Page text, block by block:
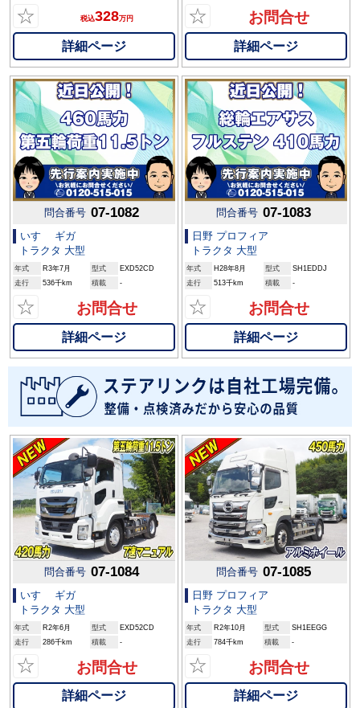
☆ 税込328万円
詳細ページ
☆ お問合せ
詳細ページ
問合番号 07-1082
いすゞ ギガ
トラクタ 大型
年式 R3年7月 型式
EXD52CD
走行
536千km 積載 -
☆ お問合せ
詳細ページ
問合番号 07-1083
日野 プロフィア
トラクタ 大型
年式 H28年8月 型式
SH1EDDJ
走行
513千km 積載 -
☆ お問合せ
詳細ページ
問合番号 07-1084
いすゞ ギガ
トラクタ 大型
年式 R2年6月 型式
EXD52CD
走行
286千km 積載 -
☆ お問合せ
詳細ページ
問合番号 07-1085
日野 プロフィア
トラクタ 大型
年式 R2年10月 型式
SH1EEGG
走行
784千km 積載 -
☆ お問合せ
詳細ページ